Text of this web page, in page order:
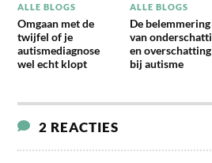
ALLE BLOGS
Omgaan met de
twijfel of je
autismediagnose
wel echt klopt
ALLE BLOGS
De belemmering
van
en overschatting
bij autisme
2 REACTIES